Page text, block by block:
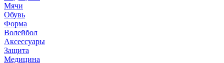
Мячи
Обувь
Форма
Волейбол
Аксессуары
Защита
Медицина